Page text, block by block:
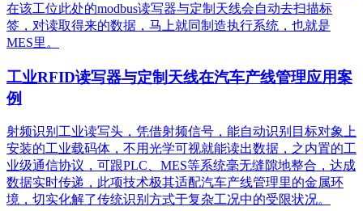
在该工位此处的modbus读写器与定制天线会自动去扫描标
签，对读取得来的数据，马上就同制造执行系统，也就是
MES里。
工业RFID读写器与定制天线在汽车产线管理应用案
例
射频识别工业读写头，凭借射频信号，能自动识别目标对象上
安装的工业载码体，不用光学可视就能读出数据，之内置的工
业级通信协议，可跟PLC、MES等系统毫无缝隙地整合，达成
数据实时传递，此项技术极其适配汽车产线管理里的金属环
境，切实化解了传统识别方式于复杂工况中的受限状况。